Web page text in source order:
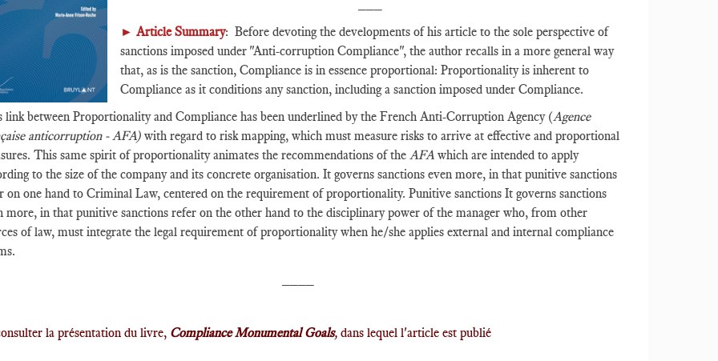
► Article Summary: Before devoting the developments of his article to the sole perspective of
sanctions imposed under "Anti-corruption Compliance", the author recalls in a more general way
that, as is the sanction, Compliance is in essence proportional: Proportionality is inherent to
Compliance as it conditions any sanction, including a sanction imposed under Compliance.
link between Proportionality and Compliance has been underlined by the French Anti-Corruption Agency (Agence
anticorruption - AFA) with regard to risk mapping, which must measure risks to arrive at effective and proportional
This same spirit of proportionality animates the recommendations of the AFA which are intended to apply
to the size of the company and its concrete organisation. It governs sanctions even more, in that punitive sanctions
on one hand to Criminal Law, centered on the requirement of proportionality. Punitive sanctions It governs sanctions
more, in that punitive sanctions refer on the other hand to the disciplinary power of the manager who, from other
of law, must integrate the legal requirement of proportionality when he/she applies external and internal compliance
la présentation du livre, Compliance Monumental Goals, dans lequel l'article est publié